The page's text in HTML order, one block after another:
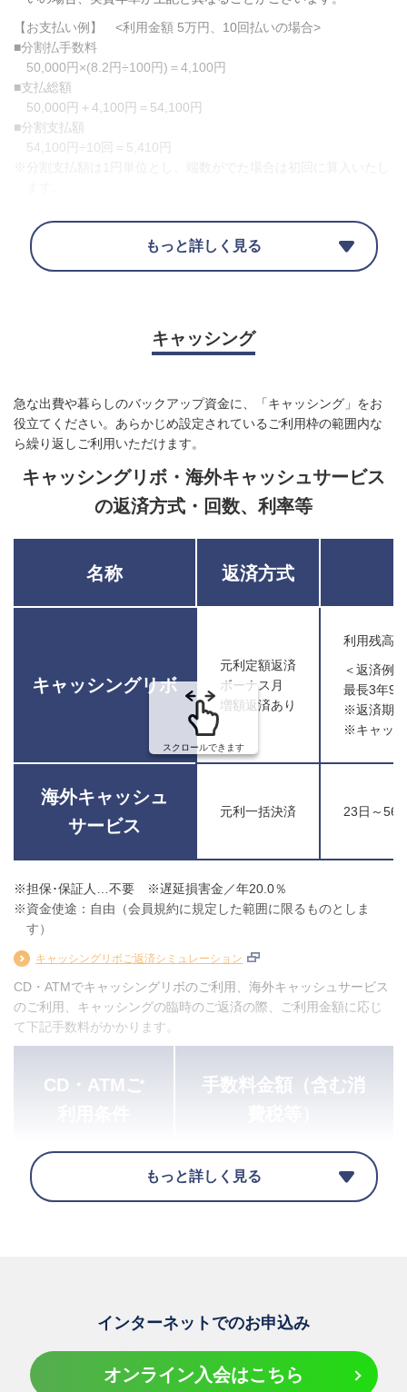
【お支払い例】 <利用金額 5万円、10回払いの場合>
■分割払手数料
50,000円×(8.2円÷100円)＝4,100円
■支払総額
50,000円＋4,100円＝54,100円
■分割支払額
54,100円÷10回＝5,410円
もっと詳しく見る
キャッシング
急な出費や暮らしのバックアップ資金に、「キャッシング」をお
役立てください。あらかじめ設定されているご利用枠の範囲内な
ら繰り返しご利用いただけます。
キャッシングリボ・海外キャッシュサービス
の返済方式・回数、利率等
名称 返済方式
キャッシングリボ
元利定額返済
ボーナス月
増額返済あり
利用残高
＜返済例＞
最長3年9
※返済期
※キャッシ
海外キャッシュ
サービス
元利一括決済 23日～56
スクロールできます
※担保･保証人…不要 ※遅延損害金／年20.0％
※資金使途：自由（会員規約に規定した範囲に限るものとしま
す）
キャッシングリボご返済シミュレーション
CD・ATMでキャッシングリボのご利用、海外キャッシュサービス
のご利用、キャッシングの臨時のご返済の際、ご利用金額に応じ
て下記手数料がかかります。
CD・ATMご
手数料金額（含む消
宮崎太陽銀行
ご
利
1万円
以下
110
円
もっと詳しく見る
インターネットでのお申込み
オンライン入会はこちら